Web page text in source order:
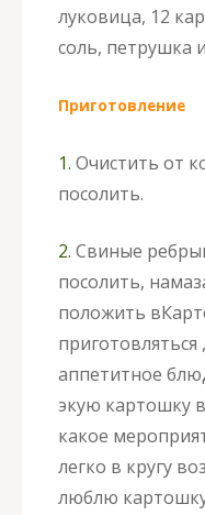
луковица, 12
соль, петрушка
Приготовление
1. Очистить от
посолить.
2. Свиные
посолить,
положить в
аппетитное
экую картошку
какое
легко в кругу
люблю